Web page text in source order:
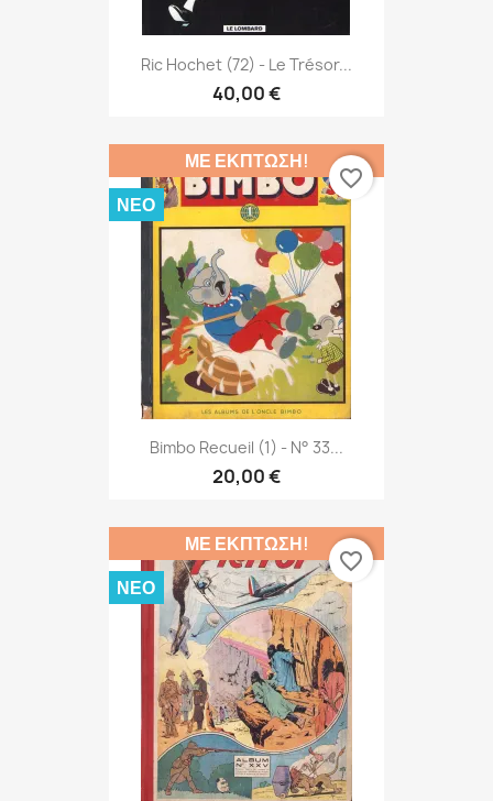
Ric Hochet (72) - Le Trésor...
40,00 €
Bimbo Recueil (1) - N° 33...
20,00 €
ΜΕ ΈΚΠΤΩΣΗ!
ΝΈΟ
favorite_border
ΜΕ ΈΚΠΤΩΣΗ!
ΝΈΟ
favorite_border